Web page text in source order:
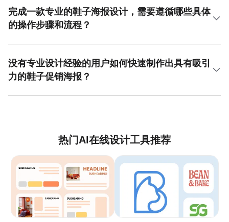
设计，用户可直接调用并修改，其丰富的模板资源与简易拖
拽功能让高质量设计触手可及。
流运用复古色调和经典元素唤起情感共鸣；未来科技感则借
助金属质感与荧光色吸引年轻群体。制作鞋子海报爆款设计
时，需紧跟社交媒体热点，例如将热门IP或话题与产品结
计，其线上分享率显著更高。
完成一款专业的鞋子海报设计，需要遵循哪些具体
的操作步骤和流程？
处理素材，选择高分辨率鞋款图片与配套元素；第三步是进
行版面构图，平衡产品、文案与装饰元素的空间关系；第四
步是细化调整，包括色彩校正、字体统一与品牌标识植入。
息层次至关重要，确保最终成品兼具美感与商业诉求。
没有专业设计经验的用户如何快速制作出具有吸引
力的鞋子促销海报？
其模板库持续更新海量鞋子海报爆款设计资源，智能编辑工
创作高质量促销海报。
热门AI在线设计工具推荐